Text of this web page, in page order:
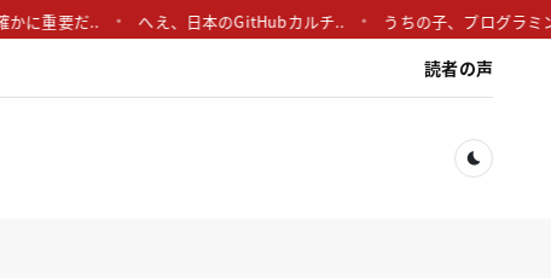
要だ.. へえ、日本のGitHubカルチ.. うちの子、プログラミング勉
読者の声